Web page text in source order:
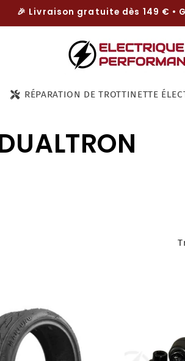
🎉 Livraison gratuite dès 149 € •
RÉPARATION DE TROTTINETTE